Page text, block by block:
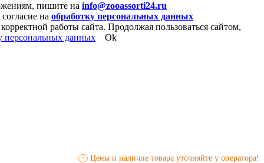
! Цены и наличие товара уточняйте у оператора!
пишите на info@zooassorti24.ru
на обработку персональных данных
работы сайта. Продолжая пользоваться сайтом,
персональных данных Ok